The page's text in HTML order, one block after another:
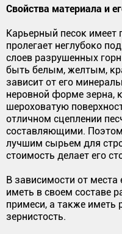
Свойства материала и
Карьерный песок имеет
пролегает неглубоко
слоев разрушенных
быть белым, желтым,
зависит от его
неровной форме зерна,
шероховатую
отличном сцеплении
составляющими.
лучшим сырьем для
стоимость делает его
В зависимости от
иметь в своем составе
примеси, а также иметь
зернистость.